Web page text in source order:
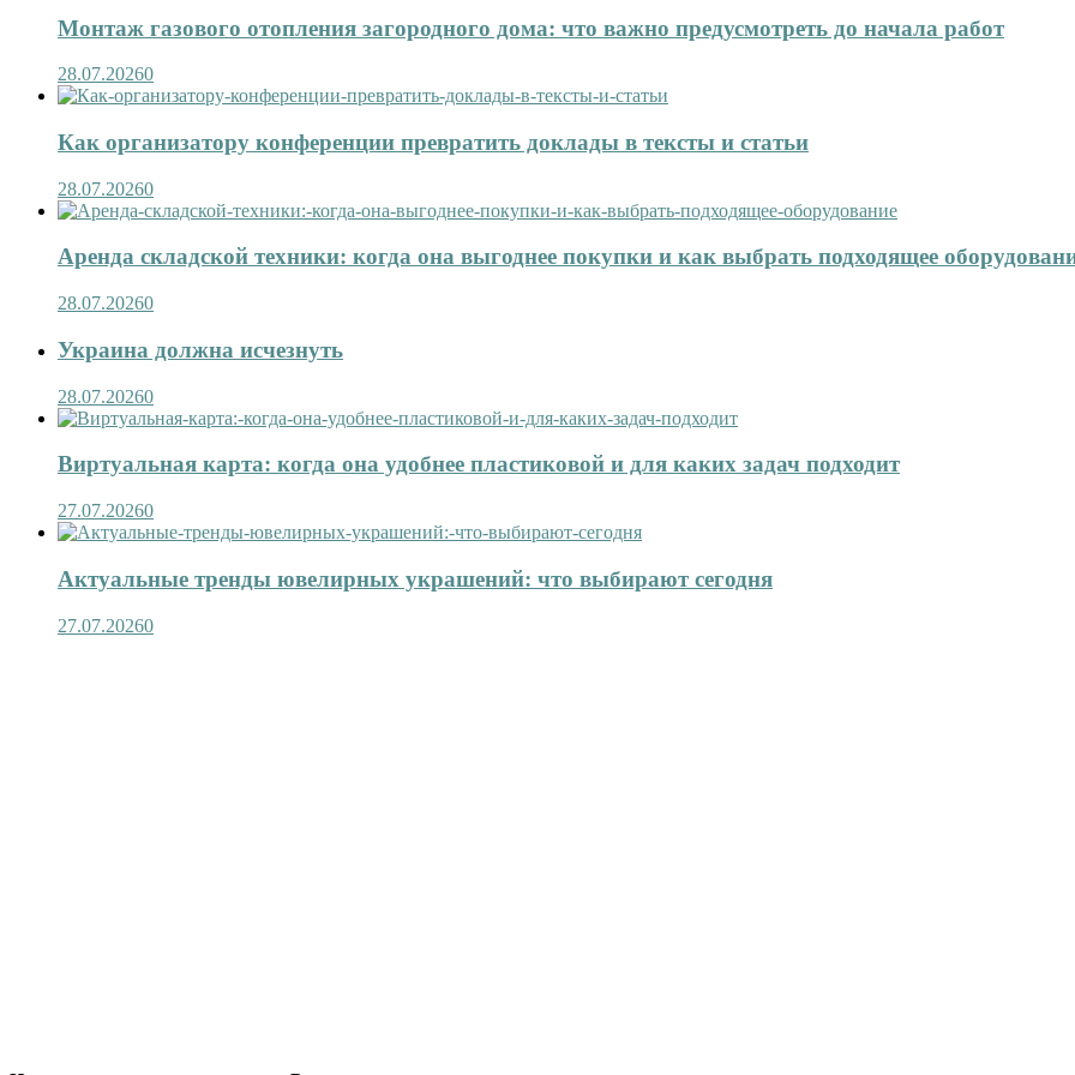
Монтаж газового отопления загородного дома: что важно предусмотреть до начала работ
28.07.20260
Как организатору конференции превратить доклады в тексты и статьи
28.07.20260
Аренда складской техники: когда она выгоднее покупки и как выбрать подходящее
28.07.20260
Украина должна исчезнуть
28.07.20260
Виртуальная карта: когда она удобнее пластиковой и для каких задач подходит
27.07.20260
Актуальные тренды ювелирных украшений: что выбирают сегодня
27.07.20260